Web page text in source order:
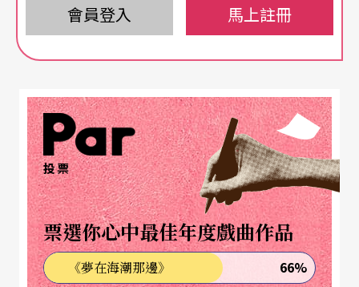
當然，作為一位劇場出身的導演，勒帕吉在拍電影
的時候，首先能做的，就是將他的劇場經驗帶上片
新，因為他根本不受好萊塢那一套電影敘事的影
響。
除了以上四部片之外，其實勒帕吉還有另一部電影
叫《測謊器》Le Polygraphe（1996）。我們可以發
現，在五部片中，就有三部是改編自他的劇場作
品，《無能無不能》取材自《太田川的七條支流》
會員登入 馬上註冊
投票
票選你心中最佳年度戲曲作品
《夢在海潮那邊》 66%